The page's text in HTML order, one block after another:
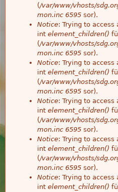
(/var/www/vhosts/
mon.inc 6595 sor).
Notice: Trying to
int element_children()
(/var/www/vhosts/
mon.inc 6595 sor).
Notice: Trying to
int element_children()
(/var/www/vhosts/
mon.inc 6595 sor).
Notice: Trying to
int element_children()
(/var/www/vhosts/
mon.inc 6595 sor).
Notice: Trying to
int element_children()
(/var/www/vhosts/
mon.inc 6595 sor).
Notice: Trying to
int element_children()